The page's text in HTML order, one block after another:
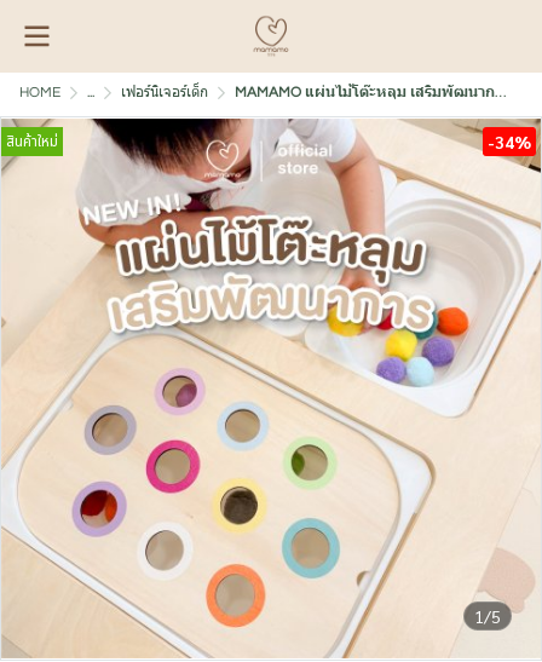
HOME ... เฟอร์นิเจอร์เด็ก MAMAMO แผ่นไม้โต๊ะหลุม เสริมพัฒนาการ พร้อมลูกบอล หลากสี
1/5
สินค้าใหม่ -34%